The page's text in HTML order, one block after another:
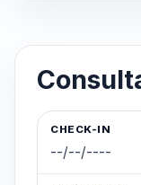
CHECK-IN